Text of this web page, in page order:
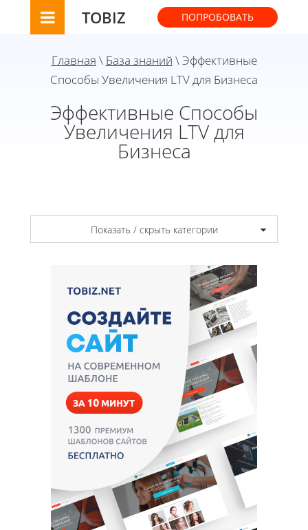
TOBIZ ПОПРОБОВАТЬ
Главная \ База знаний \ Эффективные
Способы Увеличения LTV для Бизнеса
Эффективные Способы
Увеличения LTV для
Бизнеса
Показать / скрыть категории